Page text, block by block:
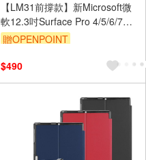
【LM31前撐款】新Microsoft微
軟12.3吋Surface Pro 4/5/6/7平
板保護皮套
贈OPENPOINT
$490